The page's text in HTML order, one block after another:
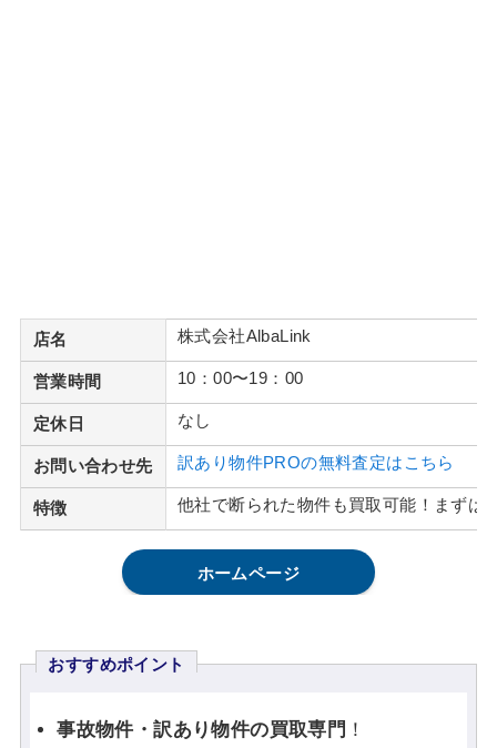
店名 株式会社AlbaLink
営業時間 10：00〜19：00
定休日 なし
お問い合わせ先 訳あり物件PROの無料査定はこちら
特徴 他社で断られた物件も買取可能！まずは
ホームページ
おすすめポイント
事故物件・訳あり物件の買取専門 ！